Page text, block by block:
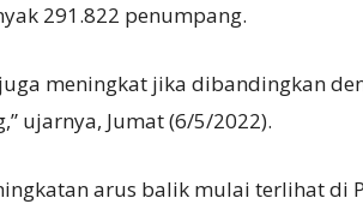
291.822 penumpang.
meningkat jika dibandingkan
ujarnya, Jumat (6/5/2022).
arus balik mulai terlihat di